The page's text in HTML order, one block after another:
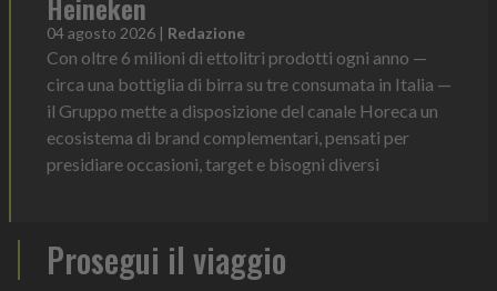
04 agosto 2026 | Redazione
Con oltre 6 milioni di ettolitri prodotti ogni anno —
circa una bottiglia di birra su tre consumata in Italia —
il Gruppo mette a disposizione del canale Horeca un
ecosistema di brand complementari, pensati per
presidiare occasioni, target e bisogni diversi
Prosegui il viaggio